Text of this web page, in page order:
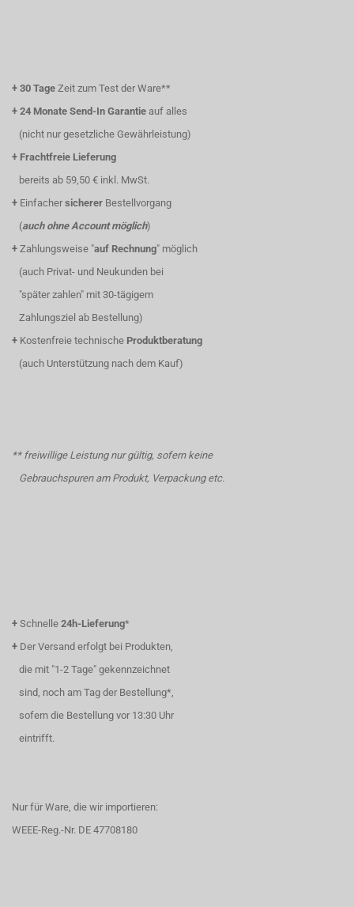
+ 30 Tage Zeit zum Test der Ware**
+ 24 Monate Send-In Garantie auf alles
(nicht nur gesetzliche Gewährleistung)
+ Frachtfreie Lieferung
bereits ab 59,50 € inkl. MwSt.
+ Einfacher sicherer Bestellvorgang
(auch ohne Account möglich)
+ Zahlungsweise "auf Rechnung" möglich
(auch Privat- und Neukunden bei
"später zahlen" mit 30-tägigem
Zahlungsziel ab Bestellung)
+ Kostenfreie technische Produktberatung
(auch Unterstützung nach dem Kauf)
** freiwillige Leistung nur gültig, sofern keine
Gebrauchspuren am Produkt, Verpackung etc.
+ Schnelle 24h-Lieferung*
+ Der Versand erfolgt bei Produkten,
die mit "1-2 Tage" gekennzeichnet
sind, noch am Tag der Bestellung*,
sofern die Bestellung vor 13:30 Uhr
eintrifft.
Nur für Ware, die wir importieren:
WEEE-Reg.-Nr. DE 47708180